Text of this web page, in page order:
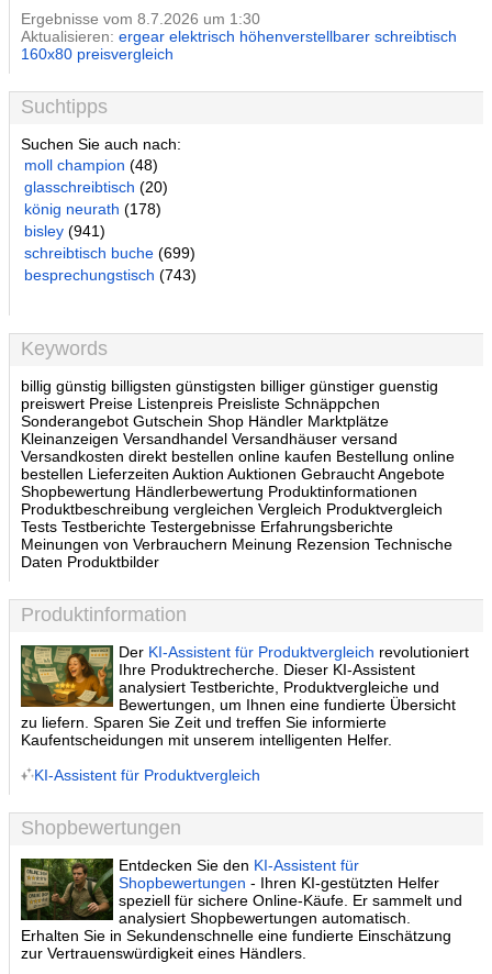
Ergebnisse vom 8.7.2026 um 1:30
Aktualisieren: ergear elektrisch höhenverstellbarer schreibtisch
160x80 preisvergleich
Suchtipps
Suchen Sie auch nach:
moll champion (48)
glasschreibtisch (20)
könig neurath (178)
bisley (941)
schreibtisch buche (699)
besprechungstisch (743)
Keywords
billig günstig billigsten günstigsten billiger günstiger guenstig
preiswert Preise Listenpreis Preisliste Schnäppchen
Sonderangebot Gutschein Shop Händler Marktplätze
Kleinanzeigen Versandhandel Versandhäuser versand
Versandkosten direkt bestellen online kaufen Bestellung online
bestellen Lieferzeiten Auktion Auktionen Gebraucht Angebote
Shopbewertung Händlerbewertung Produktinformationen
Produktbeschreibung vergleichen Vergleich Produktvergleich
Tests Testberichte Testergebnisse Erfahrungsberichte
Meinungen von Verbrauchern Meinung Rezension Technische
Daten Produktbilder
Produktinformation
Der KI-Assistent für Produktvergleich revolutioniert
Ihre Produktrecherche. Dieser KI-Assistent
analysiert Testberichte, Produktvergleiche und
Bewertungen, um Ihnen eine fundierte Übersicht
zu liefern. Sparen Sie Zeit und treffen Sie informierte
Kaufentscheidungen mit unserem intelligenten Helfer.
KI-Assistent für Produktvergleich
Shopbewertungen
Entdecken Sie den KI-Assistent für
Shopbewertungen - Ihren KI-gestützten Helfer
speziell für sichere Online-Käufe. Er sammelt und
analysiert Shopbewertungen automatisch.
Erhalten Sie in Sekundenschnelle eine fundierte Einschätzung
zur Vertrauenswürdigkeit eines Händlers.